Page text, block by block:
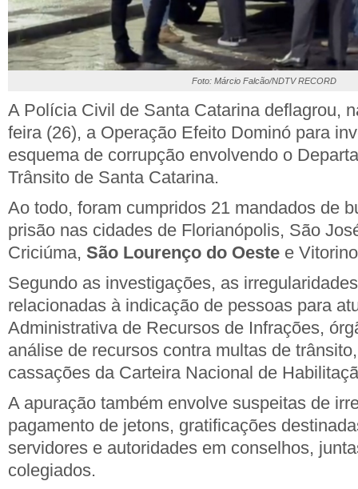
Foto: Márcio Falcão/NDTV RECORD
A Polícia Civil de Santa Catarinadeflagrou,
feira (26), a Operação Efeito Dominó para
esquema de corrupção envolvendo o
Trânsito de Santa Catarina.
Ao todo, foram cumpridos 21 mandados de
prisão nas cidades de Florianópolis, São
Criciúma, São Lourenço do Oeste e
Segundo as investigações, as
relacionadas à indicação de pessoas para
Administrativa de Recursos de Infrações,
análise de recursos contra multas de
cassações da Carteira Nacional de
A apuração também envolve suspeitas de
pagamento de jetons, gratificações
servidores e autoridades em conselhos,
colegiados.